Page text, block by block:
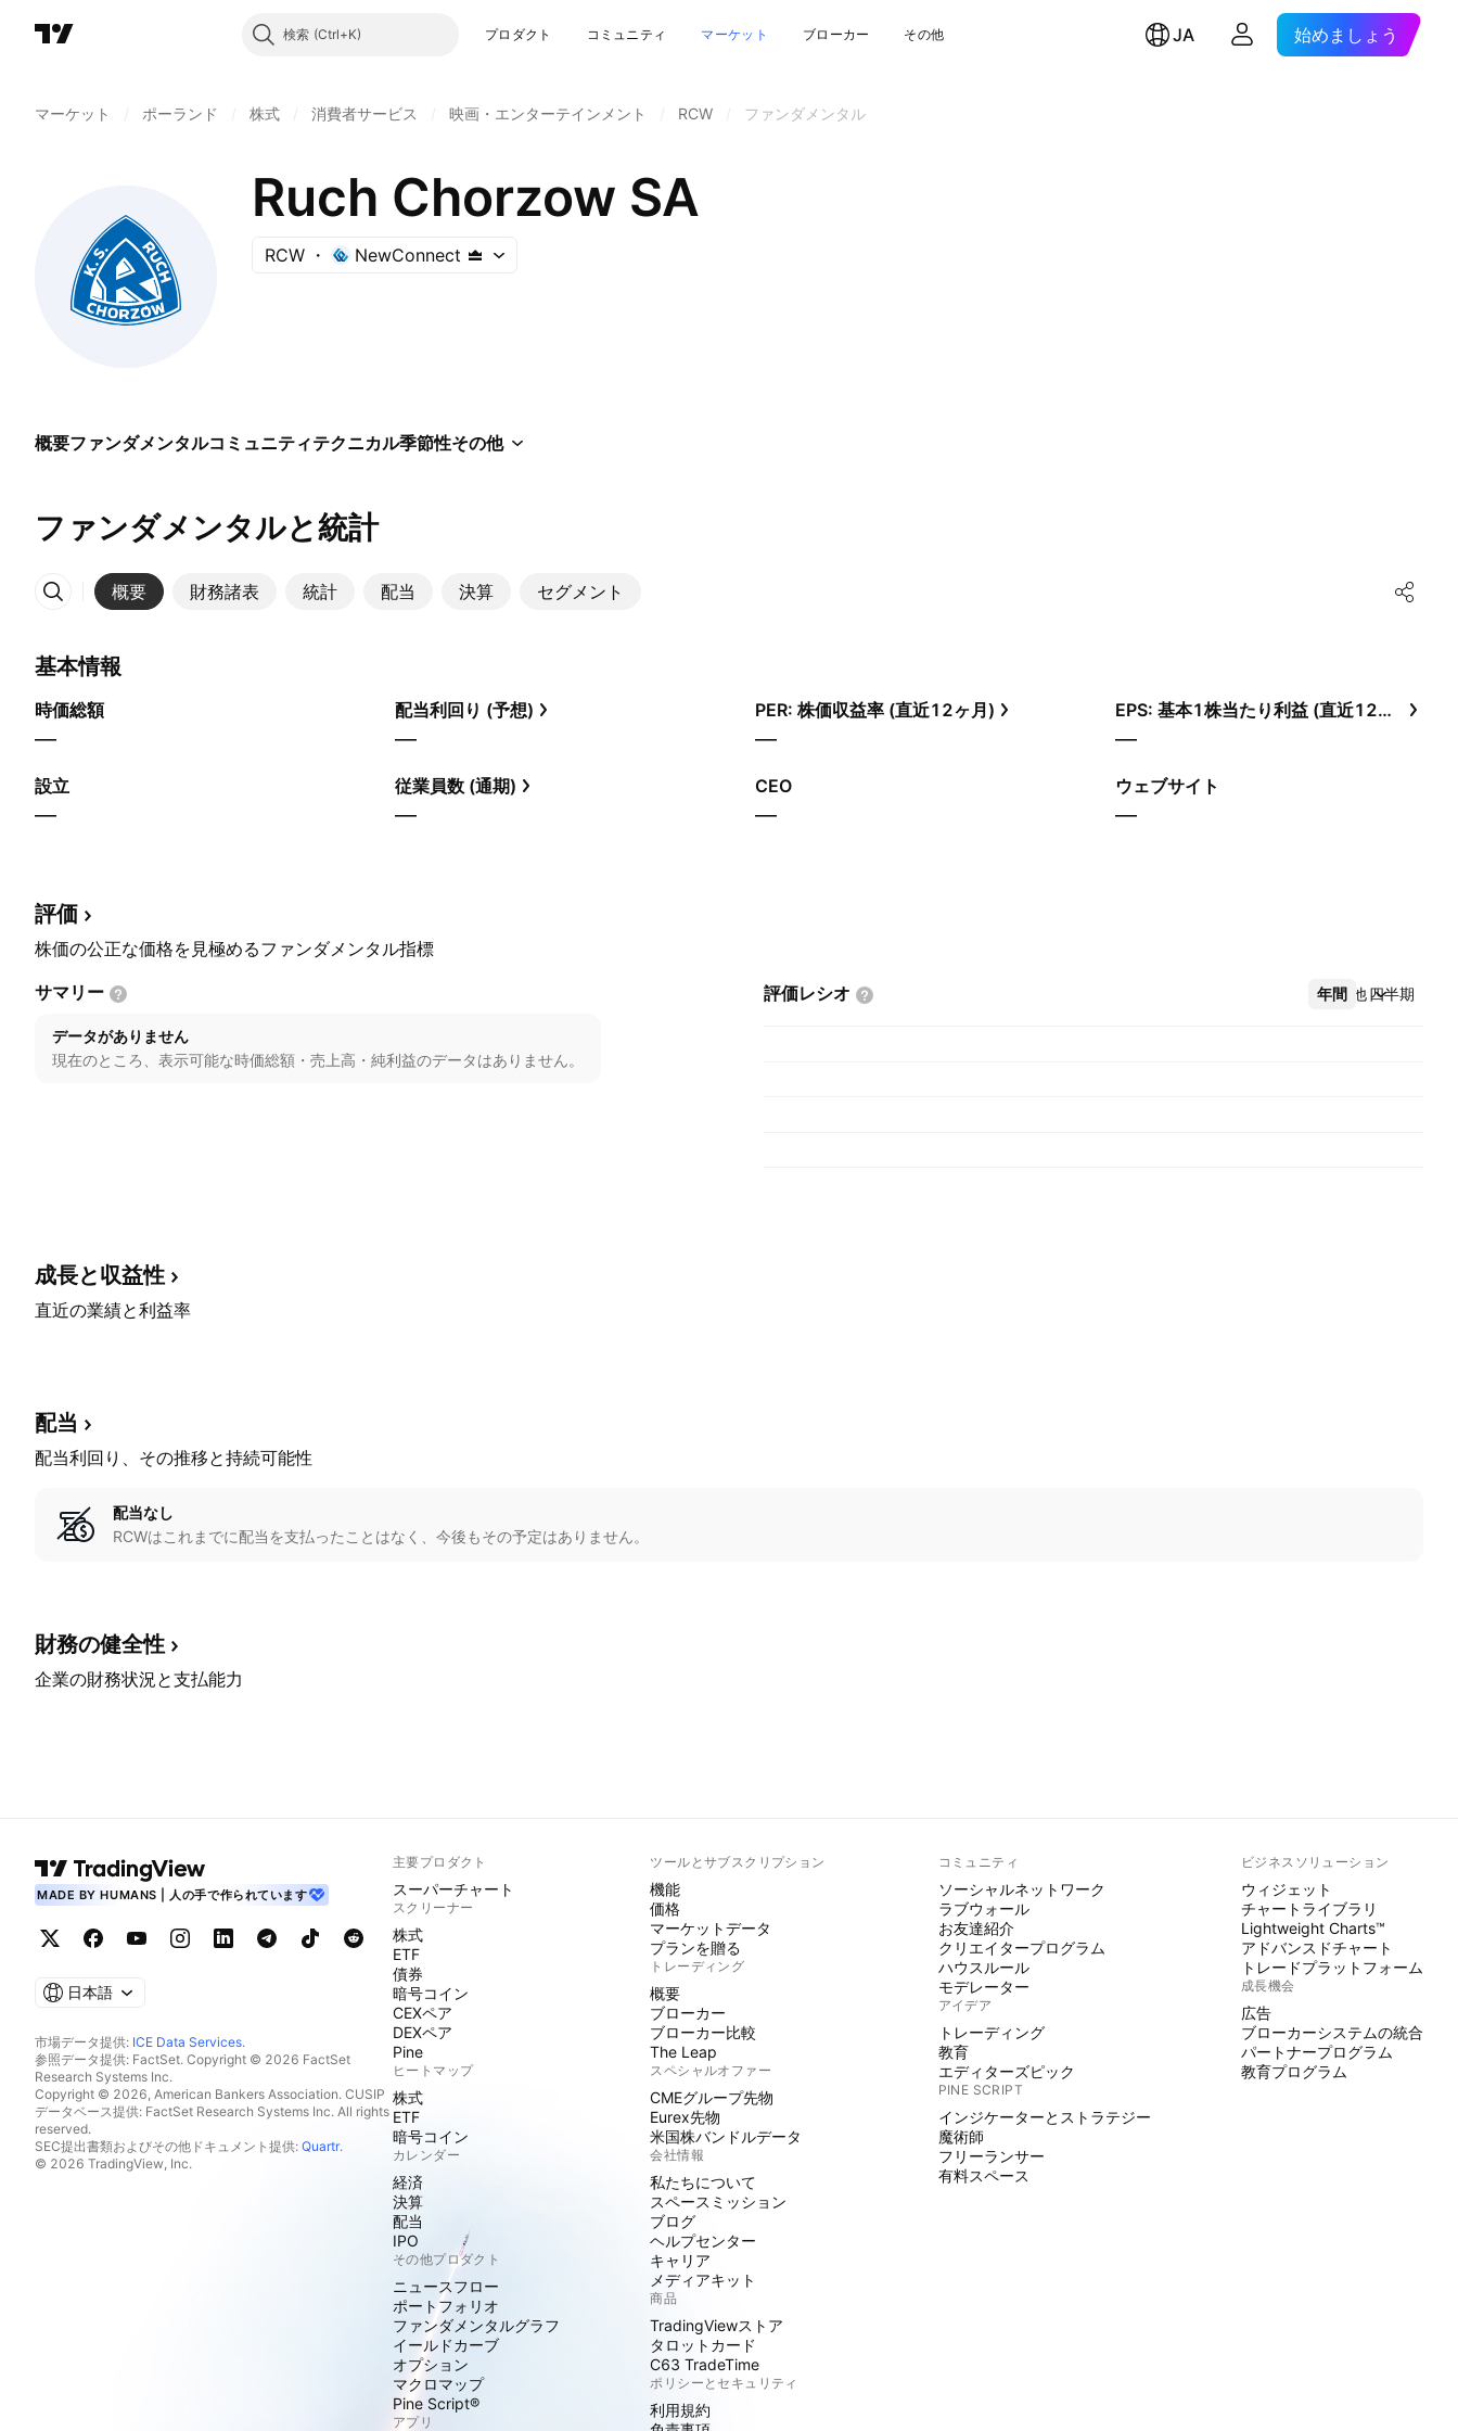
検索 プロダクト コミュニティ マーケット ブローカー その他 JA 始めましょう
マーケット ポーランド 株式 消費者サービス 映画・エンターテインメント RCW ファンダメンタル
Ruch Chorzow SA
RCW NewConnect
概要ファンダメンタルコミュニティテクニカル季節性その他
ファンダメンタルと統計
概要 財務諸表 統計 配当 決算 セグメント
その他
基本情報
時価総額
—
配当利回り (予想)
—
PER: 株価収益率 (直近12ヶ月)
—
EPS: 基本1株当たり利益 (直近12ヶ月)
—
設立
—
従業員数 (通期)
—
CEO
—
ウェブサイト
—
評価
株価の公正な価格を見極めるファンダメンタル指標
サマリー
データがありません
現在のところ、表示可能な時価総額・売上高・純利益のデータはありません。
評価レシオ 年間 四半期
その他
成長と収益性
直近の業績と利益率
配当
配当利回り、その推移と持続可能性
配当なし
RCWはこれまでに配当を支払ったことはなく、今後もその予定はありません。
財務の健全性
企業の財務状況と支払能力
MADE BY HUMANS | 人の手で作られています
日本語
市場データ提供: ICE Data Services.
参照データ提供: FactSet. Copyright © 2026 FactSet
Research Systems Inc.
Copyright © 2026, American Bankers Association. CUSIP
データベース提供: FactSet Research Systems Inc. All rights
reserved.
SEC提出書類およびその他ドキュメント提供: Quartr.
© 2026 TradingView, Inc.
主要プロダクト
スーパーチャート
スクリーナー
株式
ETF
債券
暗号コイン
CEXペア
DEXペア
Pine
ヒートマップ
株式
ETF
暗号コイン
カレンダー
経済
決算
配当
IPO
その他プロダクト
ニュースフロー
ポートフォリオ
ファンダメンタルグラフ
イールドカーブ
オプション
マクロマップ
Pine Script®
アプリ
ツールとサブスクリプション
機能
価格
マーケットデータ
プランを贈る
トレーディング
概要
ブローカー
ブローカー比較
The Leap
スペシャルオファー
CMEグループ先物
Eurex先物
米国株バンドルデータ
会社情報
私たちについて
スペースミッション
ブログ
ヘルプセンター
キャリア
メディアキット
商品
TradingViewストア
タロットカード
C63 TradeTime
ポリシーとセキュリティ
利用規約
コミュニティ
ソーシャルネットワーク
ラブウォール
お友達紹介
クリエイタープログラム
ハウスルール
モデレーター
アイデア
トレーディング
教育
エディターズピック
PINE SCRIPT
インジケーターとストラテジー
魔術師
フリーランサー
有料スペース
ビジネスソリューション
ウィジェット
チャートライブラリ
Lightweight Charts™
アドバンスドチャート
トレードプラットフォーム
成長機会
広告
ブローカーシステムの統合
パートナープログラム
教育プログラム